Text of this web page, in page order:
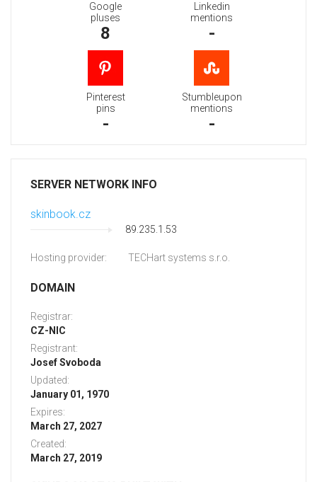
Google
pluses
8
Linkedin
mentions
-
Pinterest
pins
-
Stumbleupon
mentions
-
SERVER NETWORK INFO
skinbook.cz
89.235.1.53
Hosting provider: TECHart systems s.r.o.
DOMAIN
Registrar:
CZ-NIC
Registrant:
Josef Svoboda
Updated:
January 01, 1970
Expires:
March 27, 2027
Created:
March 27, 2019